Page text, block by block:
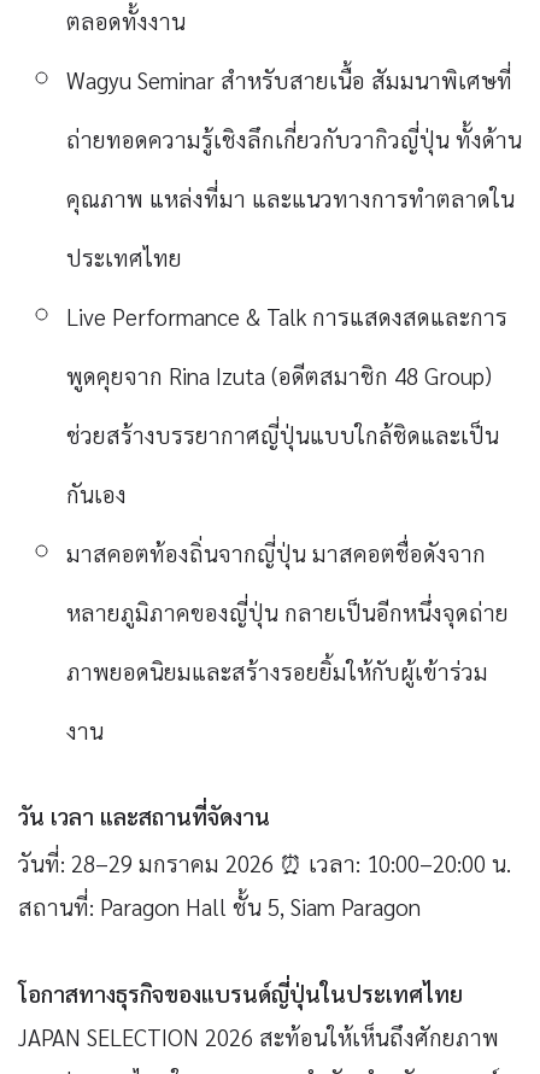
ตลอดทั้งงาน
Wagyu Seminar สำหรับสายเนื้อ สัมมนาพิเศษที่
ถ่ายทอดความรู้เชิงลึกเกี่ยวกับวากิวญี่ปุ่น ทั้งด้าน
คุณภาพ แหล่งที่มา และแนวทางการทำตลาดใน
ประเทศไทย
Live Performance & Talk การแสดงสดและการ
พูดคุยจาก Rina Izuta (อดีตสมาชิก 48 Group)
ช่วยสร้างบรรยากาศญี่ปุ่นแบบใกล้ชิดและเป็น
กันเอง
มาสคอตท้องถิ่นจากญี่ปุ่น มาสคอตชื่อดังจาก
หลายภูมิภาคของญี่ปุ่น กลายเป็นอีกหนึ่งจุดถ่าย
ภาพยอดนิยมและสร้างรอยยิ้มให้กับผู้เข้าร่วม
งาน
วัน เวลา และสถานที่จัดงาน
วันที่: 28–29 มกราคม 2026 ⏰ เวลา: 10:00–20:00 น.
สถานที่: Paragon Hall ชั้น 5, Siam Paragon
โอกาสทางธุรกิจของแบรนด์ญี่ปุ่นในประเทศไทย
JAPAN SELECTION 2026 สะท้อนให้เห็นถึงศักยภาพ